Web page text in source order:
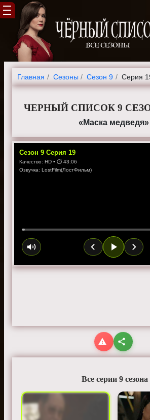
Главная Cезоны Сезон 9 Серия
ЧЕРНЫЙ СПИСОК 9
«Маска медведя»
Сезон 9 Серия 19
Качество: HD • ⏱ 43:06
Озвучка: LostFilm(ЛостФильм)
Все серии 9 сезона